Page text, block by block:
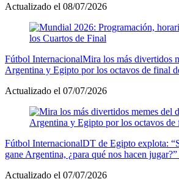
Actualizado el 08/07/2026
Fútbol InternacionalMira los más divertidos
Argentina y Egipto por los octavos de final
Actualizado el 07/07/2026
Fútbol InternacionalDT de Egipto explota:
gane Argentina, ¿para qué nos hacen
Actualizado el 07/07/2026